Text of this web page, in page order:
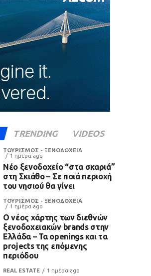
TRENDING VIDEOS
ΤΟΥΡΙΣΜΟΣ - ΞΕΝΟΔΟΧΕΙΑ
1 ημέρα ago
Νέο ξενοδοχείο “στα σκαριά”
στη Σκιάθο – Σε ποιά περιοχή
του νησιού θα γίνει
ΤΟΥΡΙΣΜΟΣ - ΞΕΝΟΔΟΧΕΙΑ
1 ημέρα ago
Ο νέος χάρτης των διεθνών
ξενοδοχειακών brands στην
Ελλάδα – Τα openings και τα
projects της επόμενης
περιόδου
REAL ESTATE 1 ημέρα ago